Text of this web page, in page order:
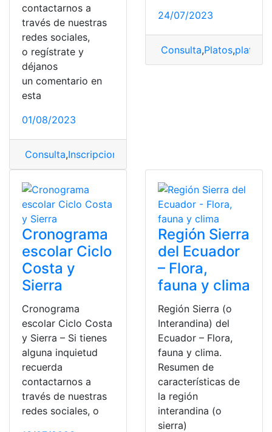
contactarnos a
través de nuestras
redes sociales,
o regístrate y
déjanos
un comentario en
esta
01/08/2023
Consulta,Inscripciones
24/07/2023
Consulta,Platos,platos
Cronograma
escolar Ciclo
Costa y
Sierra
Cronograma
escolar Ciclo Costa
y Sierra – Si tienes
alguna inquietud
recuerda
contactarnos a
través de nuestras
redes sociales, o
Región Sierra
del Ecuador
– Flora,
fauna y clima
Región Sierra (o
Interandina) del
Ecuador – Flora,
fauna y clima.
Resumen de
características de
la región
interandina (o
sierra)